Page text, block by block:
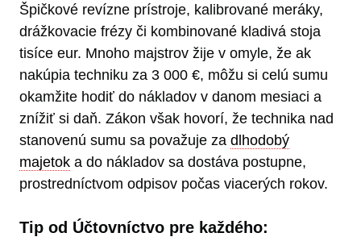
Špičkové revízne prístroje, kalibrované meráky,
drážkovacie frézy či kombinované kladivá stoja
tisíce eur. Mnoho majstrov žije v omyle, že ak
nakúpia techniku za 3 000 €, môžu si celú sumu
okamžite hodiť do nákladov v danom mesiaci a
znížiť si daň. Zákon však hovorí, že technika nad
stanovenú sumu sa považuje za dlhodobý
majetok a do nákladov sa dostáva postupne,
prostredníctvom odpisov počas viacerých rokov.
Tip od Účtovníctvo pre každého: